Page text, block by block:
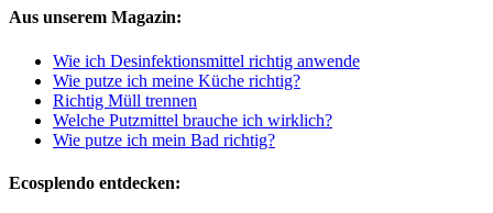
Aus unserem Magazin:
Wie ich Desinfektionsmittel richtig anwende
Wie putze ich meine Küche richtig?
Richtig Müll trennen
Welche Putzmittel brauche ich wirklich?
Wie putze ich mein Bad richtig?
Ecosplendo entdecken: